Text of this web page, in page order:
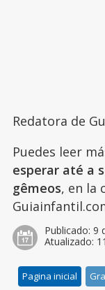
Redatora de
Puedes leer
esperar até a
gêmeos, en la
Publicado: 9
Atualizado:
Pagina inicial